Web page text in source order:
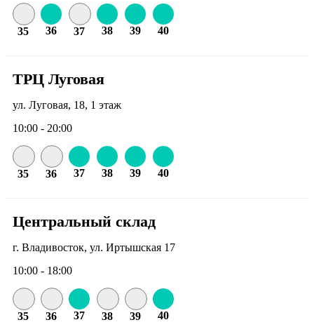
35 36 37 38 39 40
ТРЦ Луговая
ул. Луговая, 18, 1 этаж
10:00 - 20:00
35 36 37 38 39 40
Центральный склад
г. Владивосток, ул. Иртышская 17
10:00 - 18:00
35 36 37 38 39 40